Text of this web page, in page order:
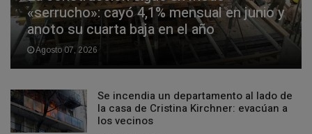
«serrucho»: cayó 4,1% mensual en junio y
anoto su cuarta baja en el año
Agosto 07, 2026
Se incendia un departamento al lado de
la casa de Cristina Kirchner: evacúan a
los vecinos